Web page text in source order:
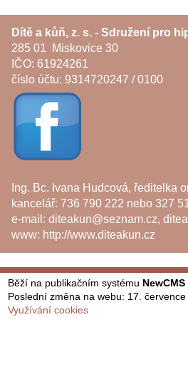
Dítě a kůň, z. s. - Sdružení pro
285 01 Miskovice 30
IČO: 61924261
číslo účtu: 9314720247 / 0100
Ing. Bc. Ivana Hudcová, ředitelka
kancelář: 736 790 222 nebo 327
e-mail: diteakun@seznam.cz,
www: http://www.diteakun.cz
Běží na publikačním systému NewCMS
Poslední změna na webu: 17.
Využívání cookies